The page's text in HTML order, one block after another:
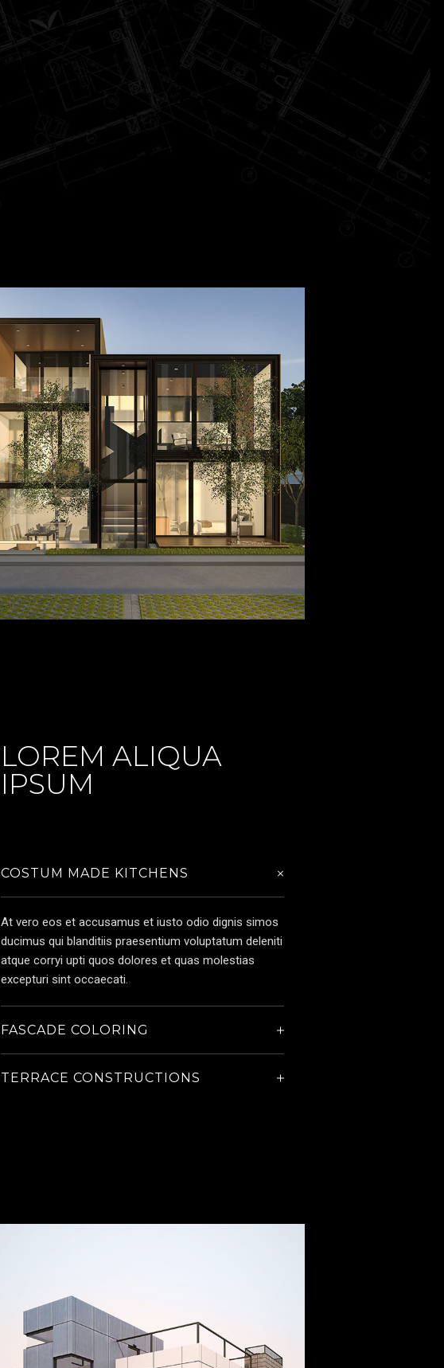
LOREM ALIQUA
IPSUM
COSTUM MADE KITCHENS
At vero eos et accusamus et iusto odio dignis simos
ducimus qui blanditiis praesentium voluptatum deleniti
atque corryi upti quos dolores et quas molestias
excepturi sint occaecati.
FASCADE COLORING
TERRACE CONSTRUCTIONS